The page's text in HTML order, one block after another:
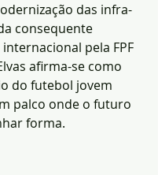
das infra-
consequente
pela FPF
afirma-se como
do futebol jovem
palco onde o futuro
forma.